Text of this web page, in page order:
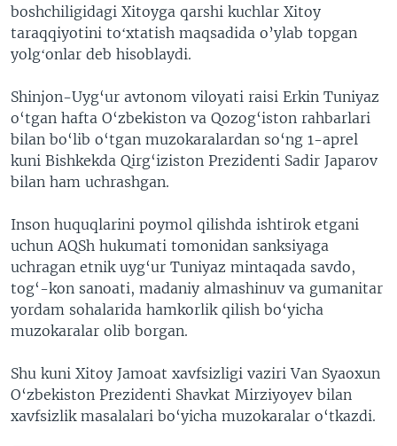
boshchiligidagi Xitoyga qarshi kuchlar Xitoy
taraqqiyotini toʻxtatish maqsadida o’ylab topgan
yolgʻonlar deb hisoblaydi.
Shinjon-Uyg‘ur avtonom viloyati raisi Erkin Tuniyaz
o‘tgan hafta O‘zbekiston va Qozog‘iston rahbarlari
bilan bo‘lib o‘tgan muzokaralardan so‘ng 1-aprel
kuni Bishkekda Qirg‘iziston Prezidenti Sadir Japarov
bilan ham uchrashgan.
Inson huquqlarini poymol qilishda ishtirok etgani
uchun AQSh hukumati tomonidan sanksiyaga
uchragan etnik uyg‘ur Tuniyaz mintaqada savdo,
tog‘-kon sanoati, madaniy almashinuv va gumanitar
yordam sohalarida hamkorlik qilish bo‘yicha
muzokaralar olib borgan.
Shu kuni Xitoy Jamoat xavfsizligi vaziri Van Syaoxun
O‘zbekiston Prezidenti Shavkat Mirziyoyev bilan
xavfsizlik masalalari bo‘yicha muzokaralar o‘tkazdi.